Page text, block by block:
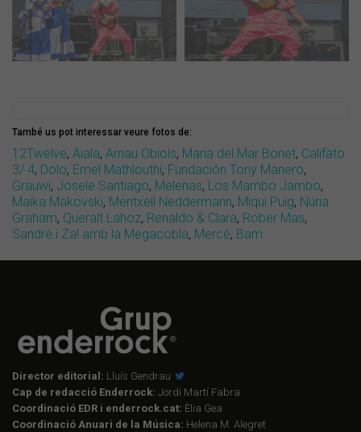
També us pot interessar veure fotos de:
12Twelve, Aiala, Arnau Obiols, Maria del Mar Bonet, Califato
3/ 4, Dolo, Emel Mathlouthi, Fundación Tony Manero,
Grauwi, Josele Santiago, Melenas, Los Mambo Jambo,
Maika Makovski, Meritxell Neddermann, Miqui Puig, Núria
Graham, Queralt Lahoz, Renaldo & Clara, Rober Mas,
Sandré i Za! amb la Megacobla, Mercè, Bam
Director editorial: Lluís Gendrau
Cap de redacció Enderrock: Jordi Martí Fabra
Coordinació EDR i enderrock.cat: Èlia Gea
Coordinació Anuari de la Música: Helena M. Alegret